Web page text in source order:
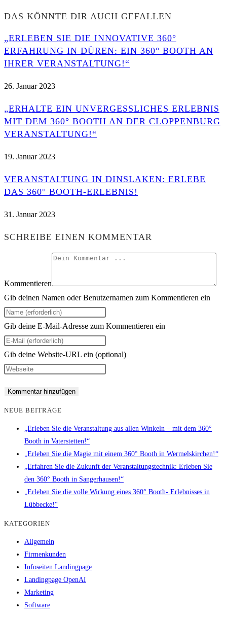
DAS KÖNNTE DIR AUCH GEFALLEN
„ERLEBEN SIE DIE INNOVATIVE 360°
ERFAHRUNG IN DÜREN: EIN 360° BOOTH AN
IHRER VERANSTALTUNG!“
26. Januar 2023
„ERHALTE EIN UNVERGESSLICHES ERLEBNIS
MIT DEM 360° BOOTH AN DER CLOPPENBURG
VERANSTALTUNG!“
19. Januar 2023
VERANSTALTUNG IN DINSLAKEN: ERLEBE
DAS 360° BOOTH-ERLEBNIS!
31. Januar 2023
SCHREIBE EINEN KOMMENTAR
Kommentieren
Gib deinen Namen oder Benutzernamen zum Kommentieren ein
Gib deine E-Mail-Adresse zum Kommentieren ein
Gib deine Website-URL ein (optional)
NEUE BEITRÄGE
„Erleben Sie die Veranstaltung aus allen Winkeln – mit dem 360°
Booth in Vaterstetten!“
„Erleben Sie die Magie mit einem 360° Booth in Wermelskirchen!“
„Erfahren Sie die Zukunft der Veranstaltungstechnik: Erleben Sie
den 360° Booth in Sangerhausen!“
„Erleben Sie die volle Wirkung eines 360° Booth- Erlebnisses in
Lübbecke!“
KATEGORIEN
Allgemein
Firmenkunden
Infoseiten Landingpage
Landingpage OpenAI
Marketing
Software